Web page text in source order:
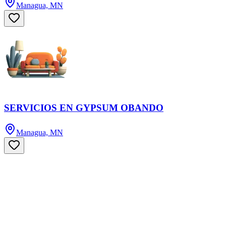
Managua, MN
SERVICIOS EN GYPSUM OBANDO
Managua, MN